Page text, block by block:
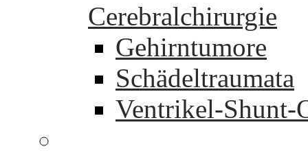
Cerebralchirurgie
Gehirntumore
Schädeltraumata
Ventrikel-Shunt-